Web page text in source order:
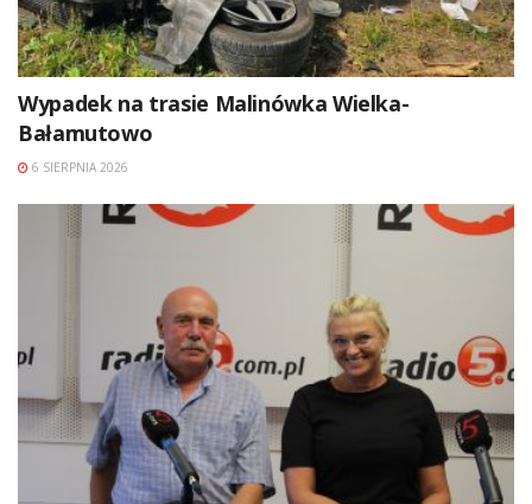
Wypadek na trasie Malinówka Wielka-
Bałamutowo
6 SIERPNIA 2026